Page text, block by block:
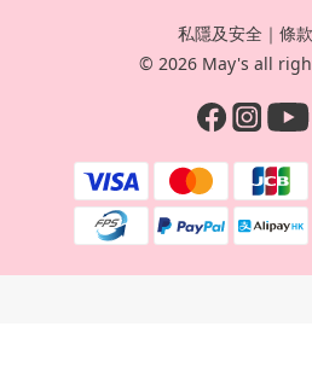
私隱及安全 ｜ 條
© 2026 May's all